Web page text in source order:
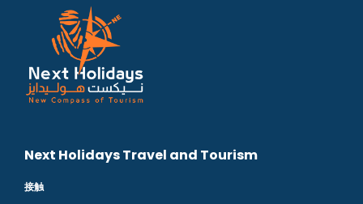
Next Holidays Travel and Tourism
接触